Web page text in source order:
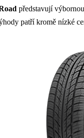
představují
patří kromě nízké